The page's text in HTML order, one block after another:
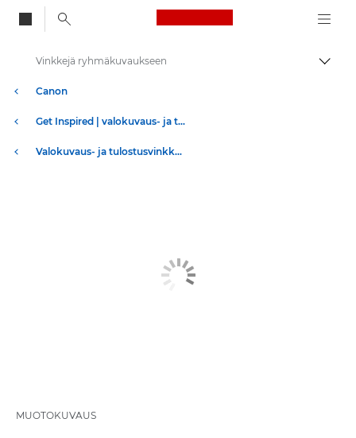
Canon Logo, back
Canon
Get Inspired | valokuvaus- ja tulostusvinkkejä sekä ostajan oppaita
Valokuvaus- ja tulostusvinkkejä ja -tekniikoita
Vinkkejä ryhmäkuvaukseen
MUOTOKUVAUS